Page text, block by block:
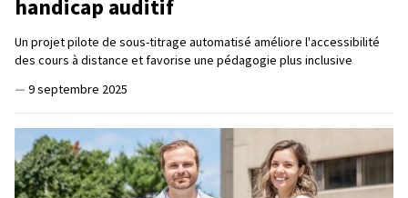
handicap auditif
Un projet pilote de sous-titrage automatisé améliore l'accessibilité
des cours à distance et favorise une pédagogie plus inclusive
— 9 septembre 2025